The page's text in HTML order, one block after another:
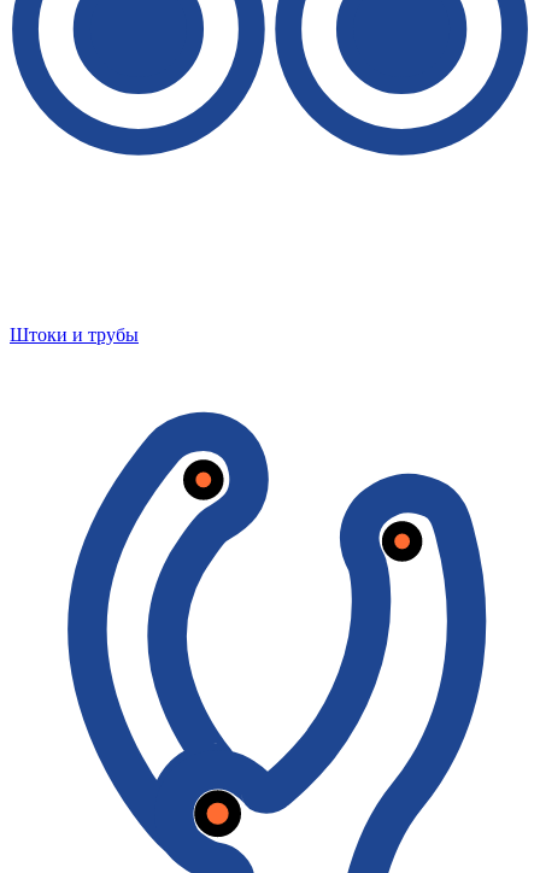
Штоки и трубы